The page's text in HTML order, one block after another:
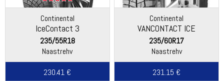
Continental
IceContact 3
235/55R18
Naastrehv
230.41 €
Continental
VANCONTACT ICE
235/60R17
Naastrehv
231.15 €